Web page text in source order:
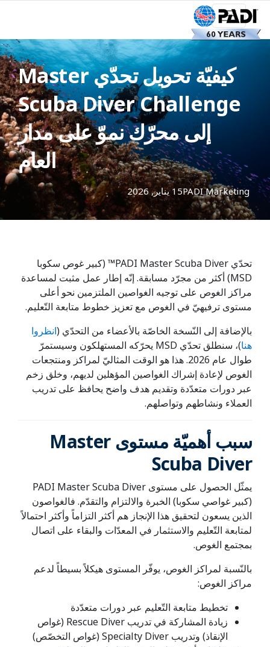
كيفيّة تحويل تحدّي Master
Scuba Diver Challenge
إلى محرّك نموّ على مدار
العام
PADI Marketing15 يناير, 2026
تحدّي PADI Master Scuba Diver™ (كبير غوص سكوبا
MSD) أكثر من مجرّد مسابقة. إنّه إطار عمل مثبت لمساعدة
مراكز الغوص على توجيه الغواصين الملتزمين نحو أعلى
مستوى ترفيهيّ في الغوص مع تعزيز خطوط متابعة التّعليم.
بالإضافة إلى النّسخة الخاصّة بالأعضاء من التحدّي (انظروا
)، سنطلق تحدّي MSD يحرّكه المستهلكون وسيستمرّ
طوال عام 2026. هذا هو الوقت المثاليّ لمراكز ومنتجعات
الغوص لإعادة إشراك الغواصين المؤهلين لديهم، وخلق زخم
عبر دورات متعدّدة وتقديم هدف واضح يحافظ على تدريب
العملاء ونشاطهم وتواصلهم.
سبب أهميّة مستوى Master
Scuba Diver
يمثّل الحصول على مستوى PADI Master Scuba Diver
(كبير غواصي سكوبا) الخبرة والالتزام والتقدّم. فالغواصون
الذين يسعون لتحقيق هذا الإنجاز هم أكثر التزاماً وأكثر احتمالاً
لمتابعة التّعليم والاستثمار في المعدّات والبقاء على اتصال
بمجتمع الغوص.
بالنّسبة لمراكز الغوص، يوفّر المستوى هيكلاً بسيطاً لدعم
مراكز الغوص:
تخطيط متابعة التّعليم عبر دورات متعدّدة
زيادة المشاركة في تدريب Rescue Diver (غواص
الإنقاذ) وتدريب Specialty Diver (غواص التخصّص)